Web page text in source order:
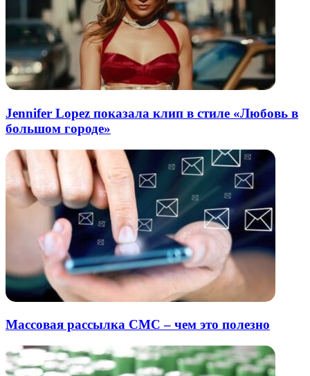
Jennifer Lopez показала клип в стиле «Любовь в
большом городе»
Массовая рассылка СМС – чем это полезно